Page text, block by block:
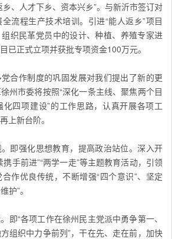
乡、人才下乡、资本兴乡”。与新沂市签订对
流程生产技术培训。引进“能人返乡”项目
织民革党员中的设计、种植、养殖专家进
已正式立项并获批专项资金100万元。
合作制度的巩固发展对我们提出了新的更
州市委将按照“深化一条主线、聚焦两个目
四项建设”的工作思路，认真开展各项工
上新台阶。
即强化思想教育，提高政治站位。深入开
手前进”“两学一走”等主题教育活动，引领
作优良传统，不断增强“四个意识”、坚定
护”。
即“各项工作在徐州民主党派中勇争第一、
组织中力争前列”，干在先、走在前，加快